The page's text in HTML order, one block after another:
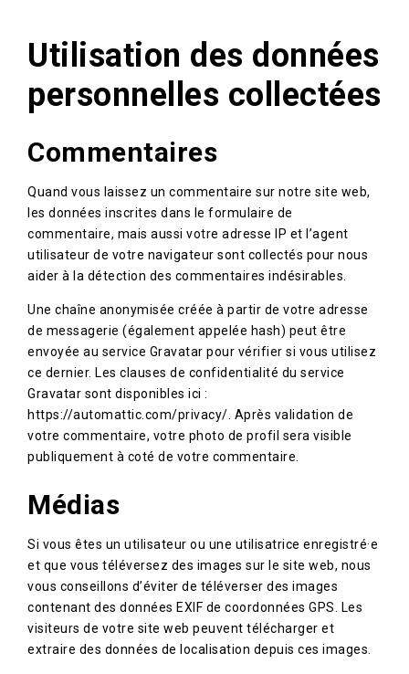
Utilisation des données
personnelles collectées
Commentaires
Quand vous laissez un commentaire sur notre site web,
les données inscrites dans le formulaire de
commentaire, mais aussi votre adresse IP et l’agent
utilisateur de votre navigateur sont collectés pour nous
aider à la détection des commentaires indésirables.
Une chaîne anonymisée créée à partir de votre adresse
de messagerie (également appelée hash) peut être
envoyée au service Gravatar pour vérifier si vous utilisez
ce dernier. Les clauses de confidentialité du service
Gravatar sont disponibles ici :
https://automattic.com/privacy/. Après validation de
votre commentaire, votre photo de profil sera visible
publiquement à coté de votre commentaire.
Médias
Si vous êtes un utilisateur ou une utilisatrice enregistré·e
et que vous téléversez des images sur le site web, nous
vous conseillons d’éviter de téléverser des images
contenant des données EXIF de coordonnées GPS. Les
visiteurs de votre site web peuvent télécharger et
extraire des données de localisation depuis ces images.